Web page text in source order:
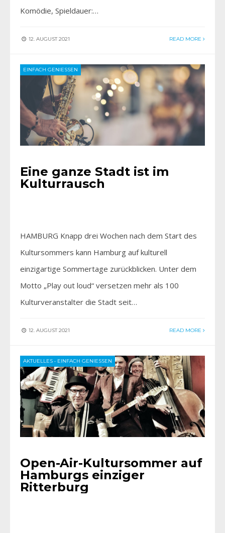
Komödie, Spieldauer:…
12. AUGUST 2021 READ MORE
EINFACH GENIESSEN
Eine ganze Stadt ist im
Kulturrausch
HAMBURG Knapp drei Wochen nach dem Start des
Kultursommers kann Hamburg auf kulturell
einzigartige Sommertage zurückblicken. Unter dem
Motto „Play out loud“ versetzen mehr als 100
Kulturveranstalter die Stadt seit…
12. AUGUST 2021 READ MORE
AKTUELLES • EINFACH GENIESSEN
Open-Air-Kultursommer auf
Hamburgs einziger
Ritterburg